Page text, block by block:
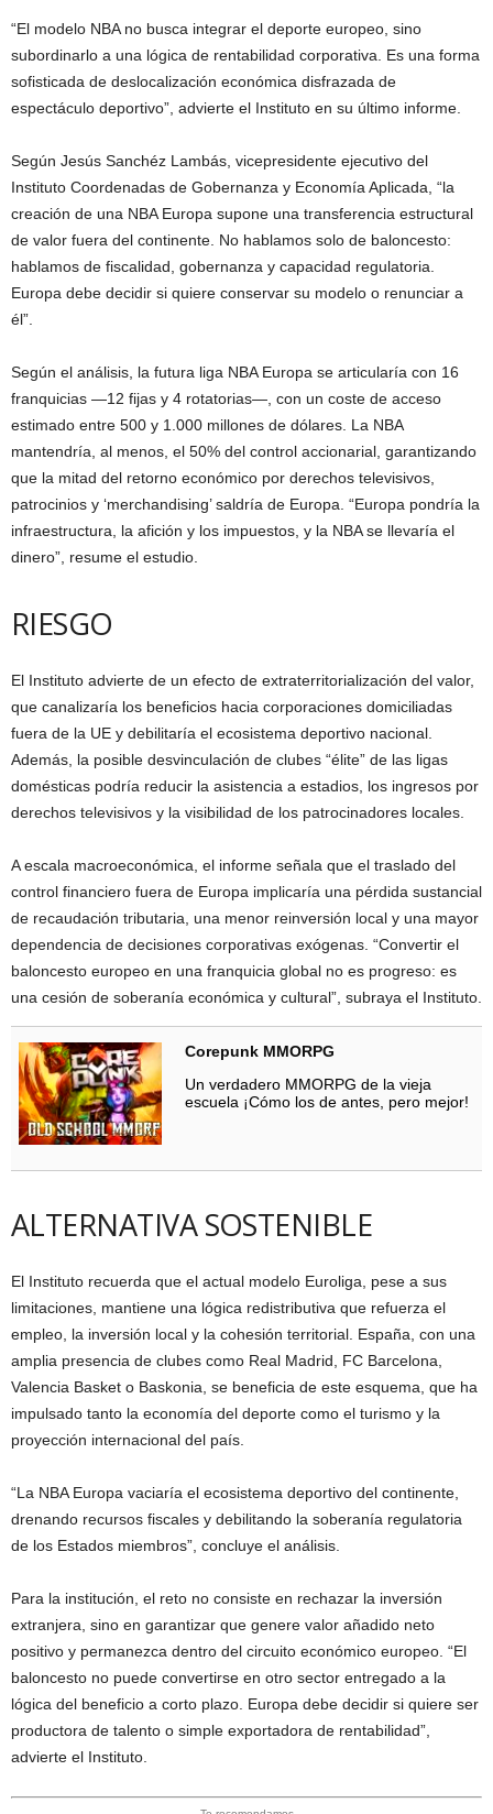
“El modelo NBA no busca integrar el deporte europeo, sino
subordinarlo a una lógica de rentabilidad corporativa. Es una forma
sofisticada de deslocalización económica disfrazada de
espectáculo deportivo”, advierte el Instituto en su último informe.
Según Jesús Sanchéz Lambás, vicepresidente ejecutivo del
Instituto Coordenadas de Gobernanza y Economía Aplicada, “la
creación de una NBA Europa supone una transferencia estructural
de valor fuera del continente. No hablamos solo de baloncesto:
hablamos de fiscalidad, gobernanza y capacidad regulatoria.
Europa debe decidir si quiere conservar su modelo o renunciar a
él”.
Según el análisis, la futura liga NBA Europa se articularía con 16
franquicias —12 fijas y 4 rotatorias—, con un coste de acceso
estimado entre 500 y 1.000 millones de dólares. La NBA
mantendría, al menos, el 50% del control accionarial, garantizando
que la mitad del retorno económico por derechos televisivos,
patrocinios y ‘merchandising’ saldría de Europa. “Europa pondría la
infraestructura, la afición y los impuestos, y la NBA se llevaría el
dinero”, resume el estudio.
RIESGO
El Instituto advierte de un efecto de extraterritorialización del valor,
que canalizaría los beneficios hacia corporaciones domiciliadas
fuera de la UE y debilitaría el ecosistema deportivo nacional.
Además, la posible desvinculación de clubes “élite” de las ligas
domésticas podría reducir la asistencia a estadios, los ingresos por
derechos televisivos y la visibilidad de los patrocinadores locales.
A escala macroeconómica, el informe señala que el traslado del
control financiero fuera de Europa implicaría una pérdida sustancial
de recaudación tributaria, una menor reinversión local y una mayor
dependencia de decisiones corporativas exógenas. “Convertir el
baloncesto europeo en una franquicia global no es progreso: es
una cesión de soberanía económica y cultural”, subraya el Instituto.
Corepunk MMORPG
Un verdadero MMORPG de la vieja
escuela ¡Cómo los de antes, pero mejor!
ALTERNATIVA SOSTENIBLE
El Instituto recuerda que el actual modelo Euroliga, pese a sus
limitaciones, mantiene una lógica redistributiva que refuerza el
empleo, la inversión local y la cohesión territorial. España, con una
amplia presencia de clubes como Real Madrid, FC Barcelona,
Valencia Basket o Baskonia, se beneficia de este esquema, que ha
impulsado tanto la economía del deporte como el turismo y la
proyección internacional del país.
“La NBA Europa vaciaría el ecosistema deportivo del continente,
drenando recursos fiscales y debilitando la soberanía regulatoria
de los Estados miembros”, concluye el análisis.
Para la institución, el reto no consiste en rechazar la inversión
extranjera, sino en garantizar que genere valor añadido neto
positivo y permanezca dentro del circuito económico europeo. “El
baloncesto no puede convertirse en otro sector entregado a la
lógica del beneficio a corto plazo. Europa debe decidir si quiere ser
productora de talento o simple exportadora de rentabilidad”,
advierte el Instituto.